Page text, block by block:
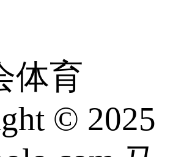
体育
© 2025